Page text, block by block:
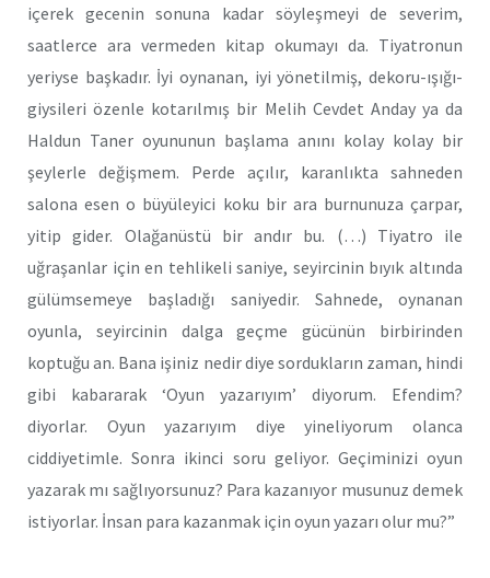
içerek gecenin sonuna kadar söyleşmeyi de severim,
saatlerce ara vermeden kitap okumayı da. Tiyatronun
yeriyse başkadır. İyi oynanan, iyi yönetilmiş, dekoru-ışığı-
giysileri özenle kotarılmış bir Melih Cevdet Anday ya da
Haldun Taner oyununun başlama anını kolay kolay bir
şeylerle değişmem. Perde açılır, karanlıkta sahneden
salona esen o büyüleyici koku bir ara burnunuza çarpar,
yitip gider. Olağanüstü bir andır bu. (…) Tiyatro ile
uğraşanlar için en tehlikeli saniye, seyircinin bıyık altında
gülümsemeye başladığı saniyedir. Sahnede, oynanan
oyunla, seyircinin dalga geçme gücünün birbirinden
koptuğu an. Bana işiniz nedir diye sordukların zaman, hindi
gibi kabararak ‘Oyun yazarıyım’ diyorum. Efendim?
diyorlar. Oyun yazarıyım diye yineliyorum olanca
ciddiyetimle. Sonra ikinci soru geliyor. Geçiminizi oyun
yazarak mı sağlıyorsunuz? Para kazanıyor musunuz demek
istiyorlar. İnsan para kazanmak için oyun yazarı olur mu?”